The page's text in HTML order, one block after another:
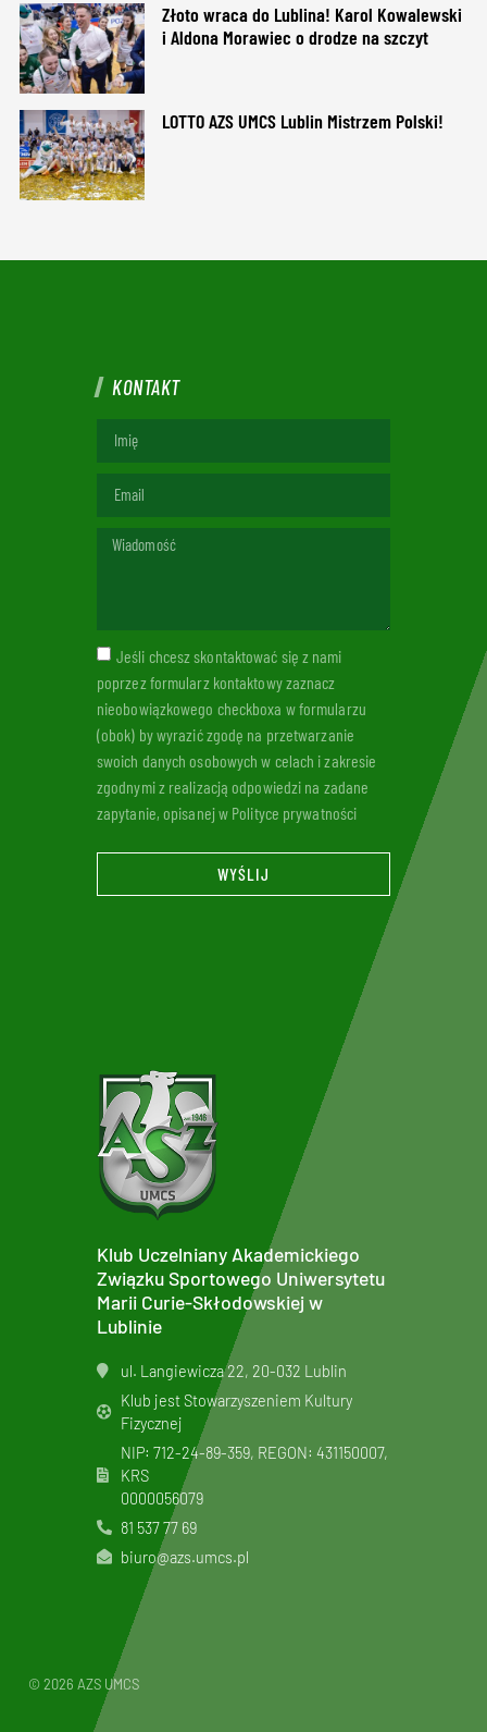
Złoto wraca do Lublina! Karol Kowalewski
i Aldona Morawiec o drodze na szczyt
LOTTO AZS UMCS Lublin Mistrzem Polski!
KONTAKT
Jeśli chcesz skontaktować się z nami
poprzez formularz kontaktowy zaznacz
nieobowiązkowego checkboxa w formularzu
(obok) by wyrazić zgodę na przetwarzanie
swoich danych osobowych w celach i zakresie
zgodnymi z realizacją odpowiedzi na zadane
zapytanie, opisanej w Polityce prywatności
WYŚLIJ
Klub Uczelniany Akademickiego
Związku Sportowego Uniwersytetu
Marii Curie-Skłodowskiej w
Lublinie
ul. Langiewicza 22, 20-032 Lublin
Klub jest Stowarzyszeniem Kultury
Fizycznej
NIP: 712-24-89-359, REGON: 431150007,
KRS
0000056079
81 537 77 69
biuro@azs.umcs.pl
© 2026 AZS UMCS